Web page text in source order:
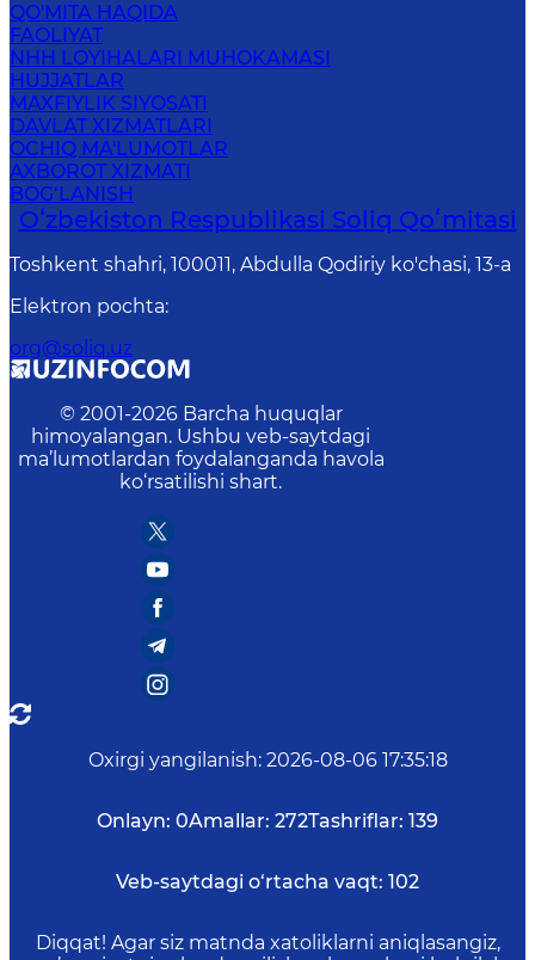
QO'MITA HAQIDA
FAOLIYAT
NHH LOYIHALARI MUHOKAMASI
HUJJATLAR
MAXFIYLIK SIYOSATI
DAVLAT XIZMATLARI
OCHIQ MA'LUMOTLAR
AXBOROT XIZMATI
BOG‘LANISH
Oʻzbekiston Respublikasi Soliq Qoʻmitasi
Toshkent shahri, 100011, Abdulla Qodiriy ko'chasi, 13-a
Elektron pochta:
org@soliq.uz
© 2001-2026 Barcha huquqlar
himoyalangan. Ushbu veb-saytdagi
ma’lumotlardan foydalanganda havola
ko‘rsatilishi shart.
Oxirgi yangilanish: 2026-08-06 17:35:18
Onlayn: 0Amallar: 272Tashriflar: 139
Veb-saytdagi o‘rtacha vaqt: 102
Diqqat! Agar siz matnda xatoliklarni aniqlasangiz,